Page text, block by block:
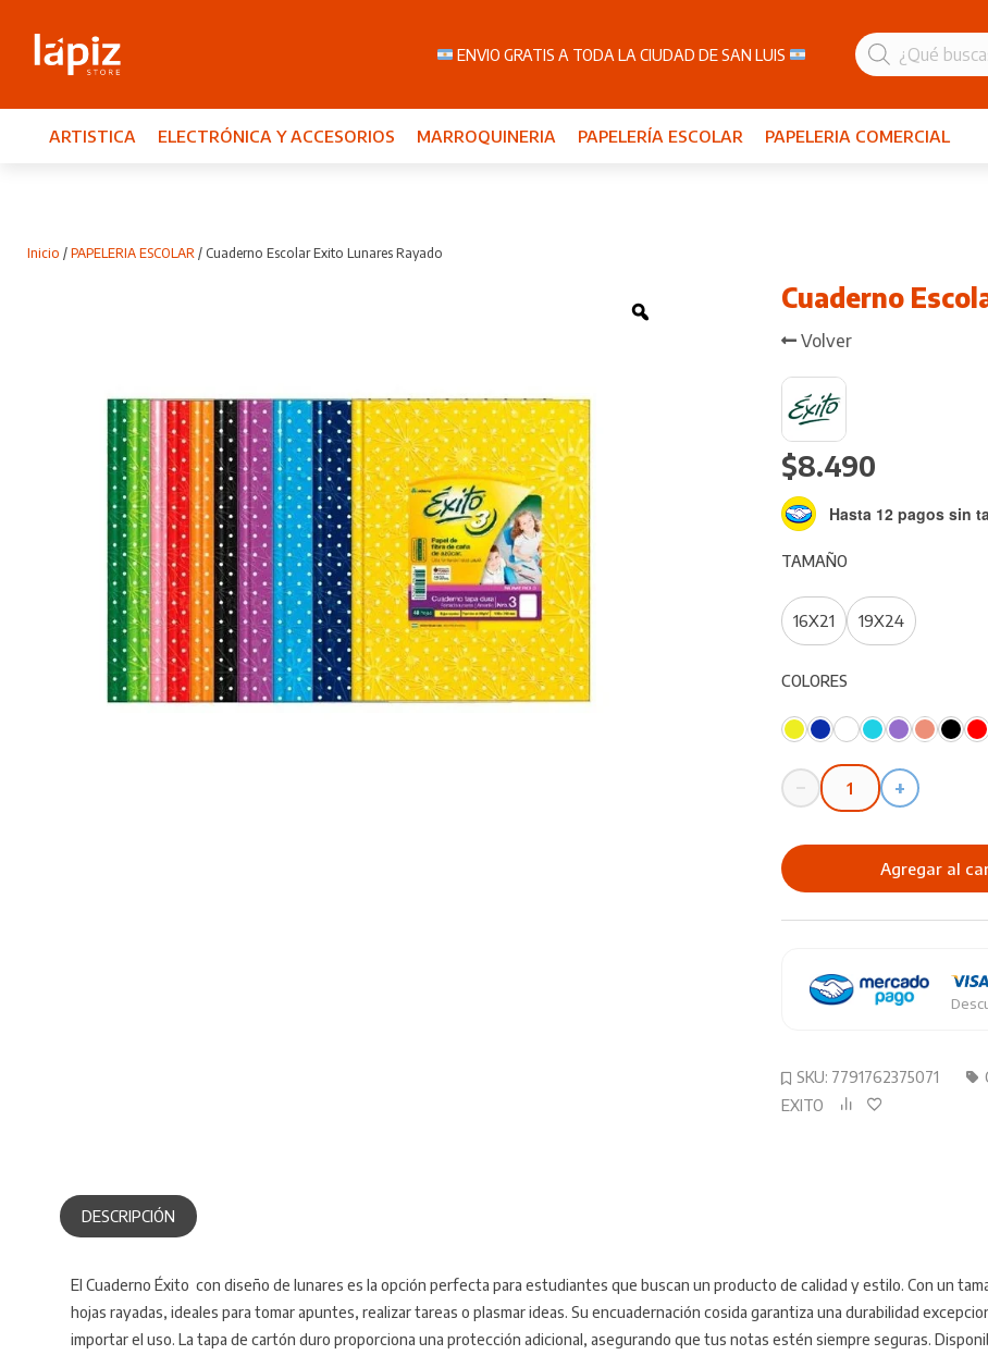
Búsqueda
de
productos
ENVIO GRATIS A TODA LA CIUDAD DE SAN LUIS
ARTISTICA ELECTRÓNICA Y ACCESORIOS MARROQUINERIA PAPELERÍA ESCOLAR PAPELERIA COMERCIAL
Inicio / PAPELERIA ESCOLAR / Cuaderno Escolar Exito Lunares Rayado
Cuaderno
Volver
$8.490
Hasta 12 pagos sin
TAMAÑO
16X21 19X24
COLORES
−
Cuaderno
Exito
Lunares
+
Agregar al
SKU: 7791762375071
EXITO
DESCRIPCIÓN
El Cuaderno Éxito con diseño de lunares es la opción perfecta para estudiantes que buscan un producto de calidad y estilo. Con un
hojas rayadas, ideales para tomar apuntes, realizar tareas o plasmar ideas. Su encuadernación cosida garantiza una durabilidad
importar el uso. La tapa de cartón duro proporciona una protección adicional, asegurando que tus notas estén siempre seguras.